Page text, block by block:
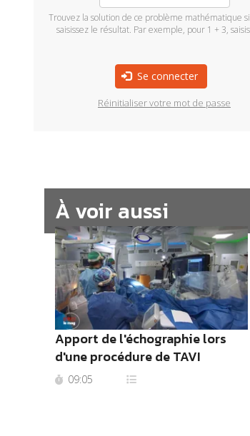
Trouvez la solution de ce problème mathématique
saisissez le résultat. Par exemple, pour 1 + 3,
Se connecter
Réinitialiser votre mot de passe
À voir aussi
Apport de l'échographie lors
d'une procédure de TAVI
09:05